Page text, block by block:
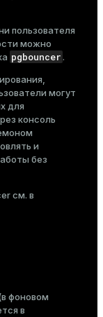
пользователя
можно
pgbouncer.
могут
для
консоль
и
без
см. в
фоновом
в